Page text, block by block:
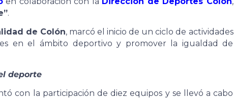
.
de Colón, marcó el inicio de un ciclo de actividades
en el ámbito deportivo y promover la igualdad de
deporte
con la participación de diez equipos y se llevó a cabo